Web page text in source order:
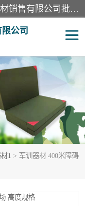
【1分钟前更新】盐山洛龙体育器材销售有限公司批量供应：300米障碍器材、400米障碍器材、部队训练器材、双杠、体操垫、舞蹈把杆等产品。盐山洛龙体育器材销售有限公司经过多年的发展，集研发，生产，销售，售后服务为一体. 奉行“质量，信誉，服务”的宗旨，以开拓创新的精神和真诚守信的态度积极进取。
公司
1 > 军训器材 400米障碍
把杆
垫
架
障碍器材1